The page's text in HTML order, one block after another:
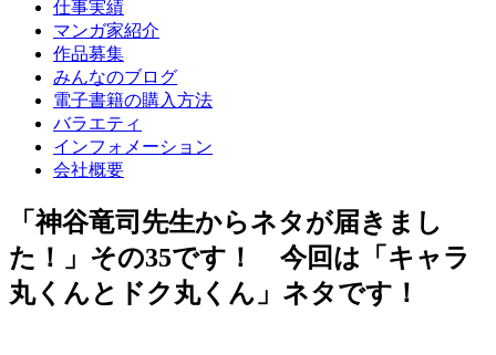
仕事実績
マンガ家紹介
作品募集
みんなのブログ
電子書籍の購入方法
バラエティ
インフォメーション
会社概要
「神谷竜司先生からネタが届きまし
た！」その35です！ 今回は「キャラ
丸くんとドク丸くん」ネタです！